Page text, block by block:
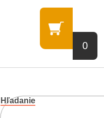
Prihlásenie
Hľadanie
0